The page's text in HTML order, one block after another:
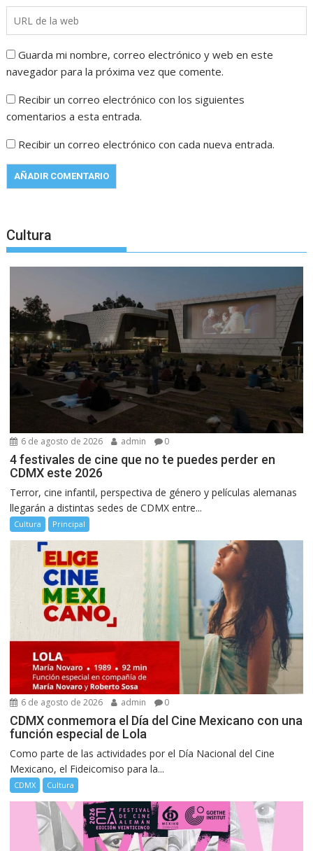
Guarda mi nombre, correo electrónico y web en este
navegador para la próxima vez que comente.
Recibir un correo electrónico con los siguientes
comentarios a esta entrada.
Recibir un correo electrónico con cada nueva entrada.
Cultura
6 de agosto de 2026 admin 0
4 festivales de cine que no te puedes perder en
CDMX este 2026
Terror, cine infantil, perspectiva de género y películas alemanas
llegarán a distintas sedes de CDMX entre...
Cultura Principal
6 de agosto de 2026 admin 0
CDMX conmemora el Día del Cine Mexicano con una
función especial de Lola
Como parte de las actividades por el Día Nacional del Cine
Mexicano, el Fideicomiso para la...
CDMX Cultura